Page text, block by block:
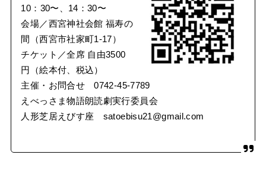
10：30〜、14：30〜
会場／西宮神社会館 福寿の
間（西宮市社家町1-17）
チケット／全席 自由3500
円（絵本付、税込）
主催・お問合せ 0742-45-7789
えべっさま物語朗読劇実行委員会
人形芝居えびす座 satoebisu21@gmail.com